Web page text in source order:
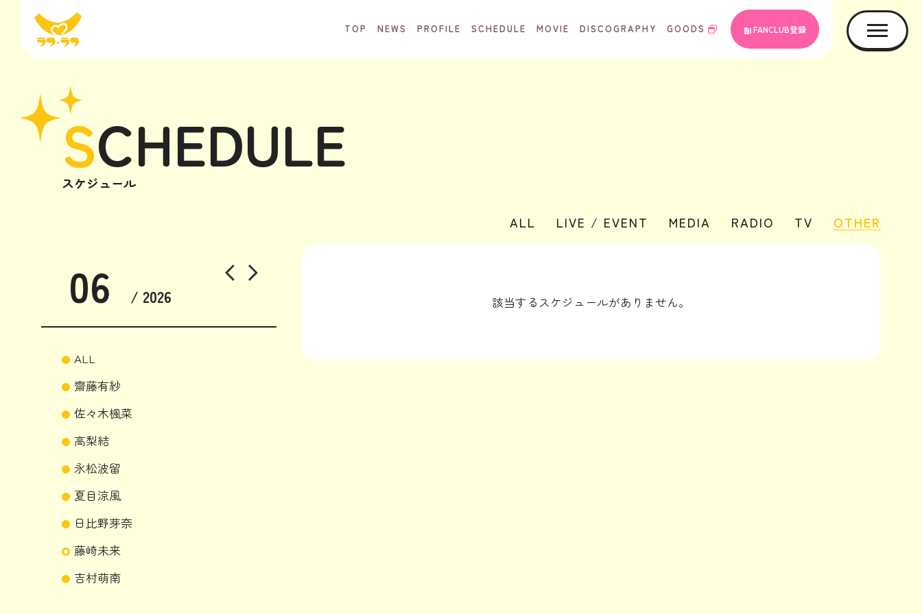
TOP NEWS PROFILE SCHEDULE MOVIE DISCOGRAPHY GOODS FANCLUB登録
SCHEDULE
スケジュール
ALL LIVE / EVENT MEDIA RADIO TV OTHER
06 / 2026
ALL
齋藤有紗
佐々木楓菜
高梨結
永松波留
夏目涼風
日比野芽奈
藤崎未来
吉村萌南
該当するスケジュールがありません。